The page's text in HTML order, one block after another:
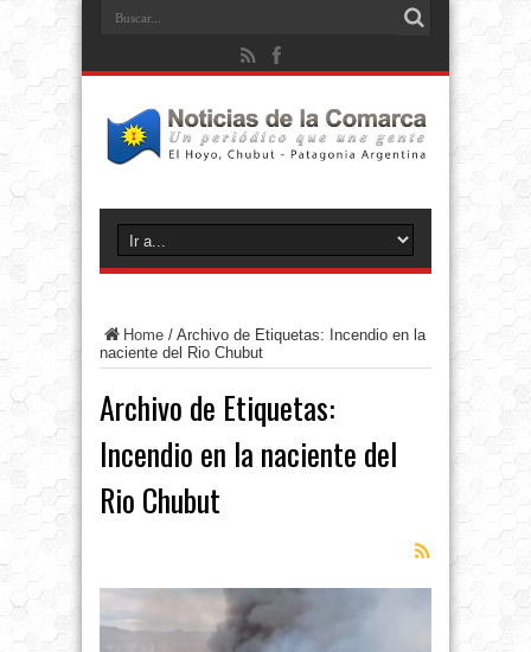
Home / Archivo de Etiquetas: Incendio en la
naciente del Rio Chubut
Archivo de Etiquetas:
Incendio en la naciente del
Rio Chubut